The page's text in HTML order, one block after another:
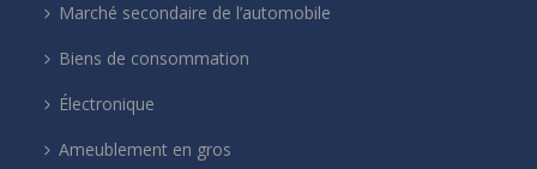
Marché secondaire de l’automobile
Biens de consommation
Électronique
Ameublement en gros